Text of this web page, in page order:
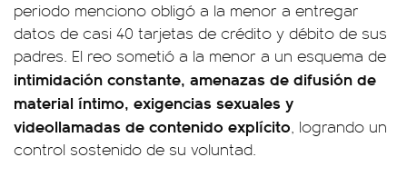
periodo menciono obligó a la menor a entregar
datos de casi 40 tarjetas de crédito y débito de sus
padres. El reo sometió a la menor a un esquema de
intimidación constante, amenazas de difusión de
material íntimo, exigencias sexuales y
videollamadas de contenido explícito, logrando un
control sostenido de su voluntad.